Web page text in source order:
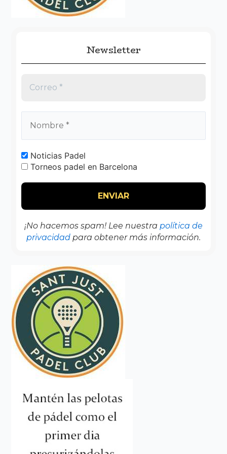
Newsletter
Noticias Padel
Torneos padel en Barcelona
¡No hacemos spam! Lee nuestra política de
privacidad para obtener más información.